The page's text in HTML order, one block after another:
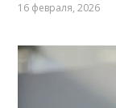
16 февраля, 2026